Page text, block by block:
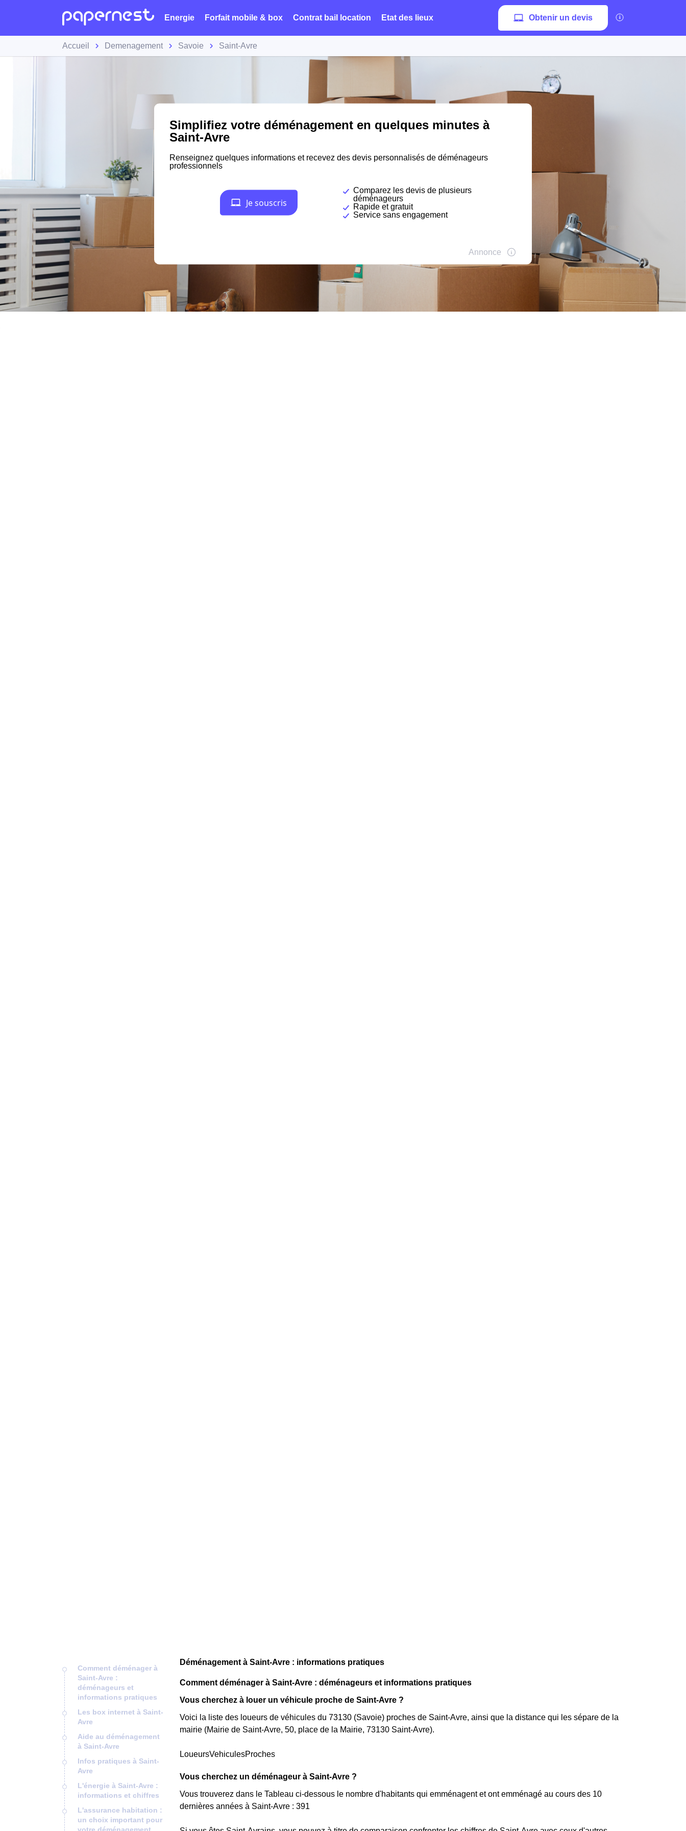
Energie Forfait mobile & box Contrat bail location Etat des lieux Obtenir un devis
Accueil Demenagement Savoie Saint-Avre
Comment déménager à
Saint-Avre :
déménageurs et
informations pratiques
Les box internet à Saint-
Avre
Aide au déménagement
à Saint-Avre
Infos pratiques à Saint-
Avre
L'énergie à Saint-Avre :
informations et chiffres
L'assurance habitation :
un choix important pour
Déménagement à Saint-Avre : informations pratiques
Comment déménager à Saint-Avre : déménageurs et informations pratiques
Vous cherchez à louer un véhicule proche de Saint-Avre ?
Voici la liste des loueurs de véhicules du 73130 (Savoie) proches de Saint-Avre, ainsi que la distance qui les sépare de la
mairie (Mairie de Saint-Avre, 50, place de la Mairie, 73130 Saint-Avre).
LoueursVehiculesProches
Vous cherchez un déménageur à Saint-Avre ?
Vous trouverez dans le Tableau ci-dessous le nombre d'habitants qui emménagent et ont emménagé au cours des 10
dernières années à Saint-Avre : 391